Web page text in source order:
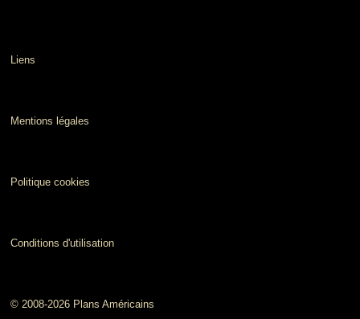
Liens
Mentions légales
Politique cookies
Conditions d'utilisation
© 2008-2026 Plans Américains